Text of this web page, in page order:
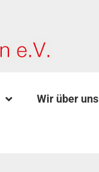
Wir über uns